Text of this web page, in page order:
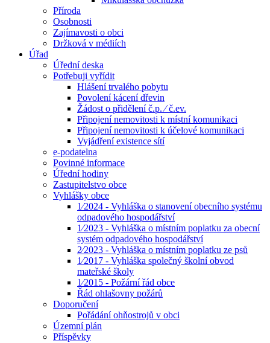
Příroda
Osobnosti
Zajímavosti o obci
Držková v médiích
Úřad
Úřední deska
Potřebuji vyřídit
Hlášení trvalého pobytu
Povolení kácení dřevin
Žádost o přidělení č.p. ⁄ č.ev.
Připojení nemovitosti k místní komunikaci
Připojení nemovitosti k účelové komunikaci
Vyjádření existence sítí
e-podatelna
Povinné informace
Úřední hodiny
Zastupitelstvo obce
Vyhlášky obce
1⁄2024 - Vyhláška o stanovení obecního systému
odpadového hospodářství
1⁄2023 - Vyhláška o místním poplatku za obecní
systém odpadového hospodářství
2⁄2023 - Vyhláška o místním poplatku ze psů
1⁄2017 - Vyhláška společný školní obvod
mateřské školy
1⁄2015 - Požární řád obce
Řád ohlašovny požárů
Doporučení
Pořádání ohňostrojů v obci
Územní plán
Příspěvky